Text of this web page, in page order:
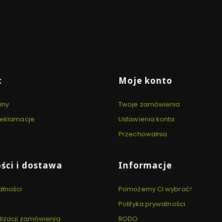
Moje konto
Twoje zamówienia
Ustawienia konta
Przechowalnia
i dostawa
zamówienia
Informacje
Pomożemy Ci wybrać!
Polityka prywatności
RODO